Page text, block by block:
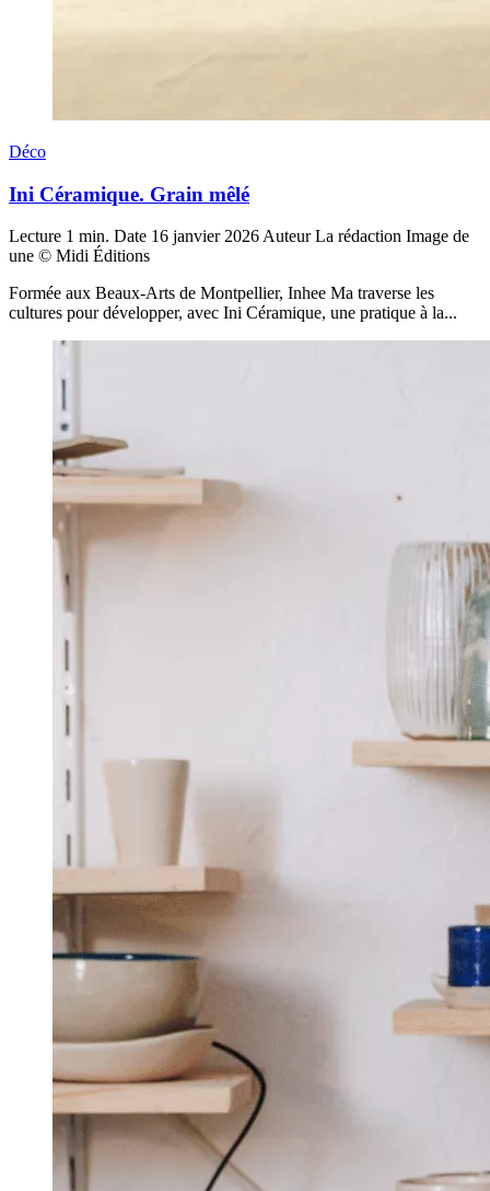
Déco
Ini Céramique. Grain mêlé
Lecture 1 min. Date 16 janvier 2026 Auteur La rédaction Image de
une © Midi Éditions
Formée aux Beaux-Arts de Montpellier, Inhee Ma traverse les
cultures pour développer, avec Ini Céramique, une pratique à la...